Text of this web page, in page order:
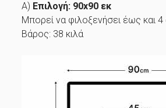
Α) Επιλογή: 90x90 εκ
Μπορεί να φιλοξενήσει έως και
Βάρος: 38 κιλά